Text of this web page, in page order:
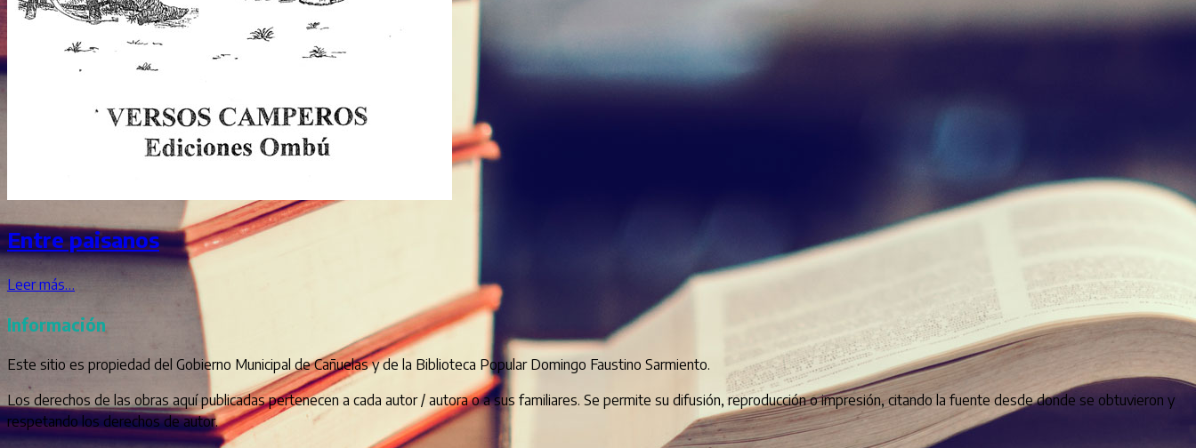
Entre paisanos
Leer más…
Información
Este sitio es propiedad del Gobierno Municipal de Cañuelas y de la Biblioteca Popular Domingo Faustino Sarmiento.
Los derechos de las obras aquí publicadas pertenecen a cada autor / autora o a sus familiares. Se permite su difusión, reproducción o impresión, citando la fuente desde donde se obtuvieron y
respetando los derechos de autor.